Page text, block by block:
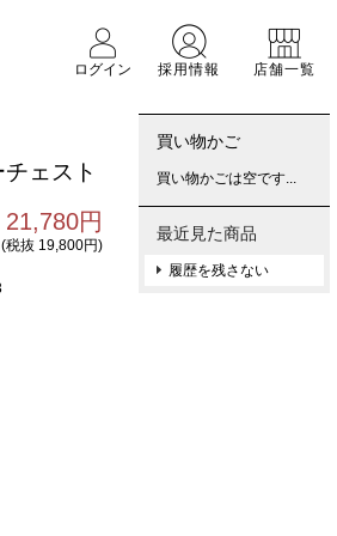
ログイン 採用情報 店舗一覧
ェスト
21,780円
(税抜 19,800円)
買い物かご
買い物かごは空です...
最近見た商品
履歴を残さない